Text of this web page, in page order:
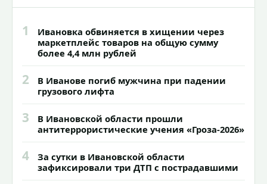
1
Ивановка обвиняется в хищении через
маркетплейс товаров на общую сумму
более 4,4 млн рублей
2
В Иванове погиб мужчина при падении
грузового лифта
3
В Ивановской области прошли
антитеррористические учения «Гроза-2026»
4
За сутки в Ивановской области
зафиксировали три ДТП с пострадавшими